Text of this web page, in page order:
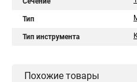
Тип
Тип инструмента
Похожие товары